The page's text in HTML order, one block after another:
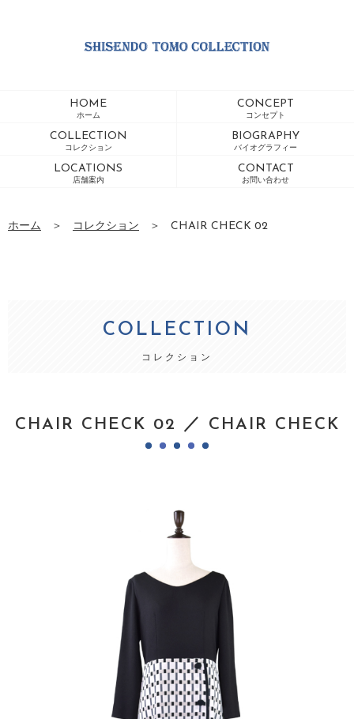
HOME
ホーム
CONCEPT
コンセプト
COLLECTION
コレクション
BIOGRAPHY
バイオグラフィー
LOCATIONS
店舗案内
CONTACT
お問い合わせ
ホーム ＞ コレクション ＞ CHAIR CHECK 02
COLLECTION
コレクション
CHAIR CHECK 02 ／ CHAIR CHECK